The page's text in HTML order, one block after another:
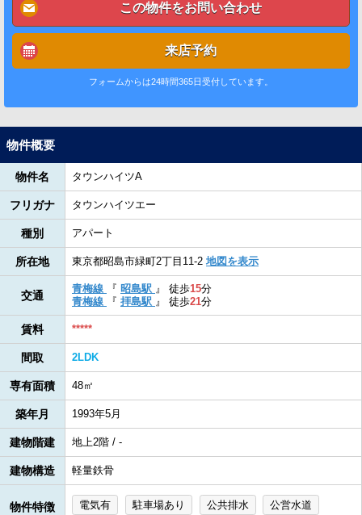
この物件をお問い合わせ
来店予約
フォームからは24時間365日受付しています。
物件概要
物件名 タウンハイツA
フリガナ タウンハイツエー
種別 アパート
所在地 東京都昭島市緑町2丁目11-2 地図を表示
交通
青梅線 『 昭島駅 』 徒歩15分
青梅線
『 拝島駅 』 徒歩21分
賃料 *****
間取 2LDK
専有面積 48㎡
築年月 1993年5月
建物階建 地上2階 / -
建物構造 軽量鉄骨
物件特徴 電気有 駐車場あり 公共排水 公営水道